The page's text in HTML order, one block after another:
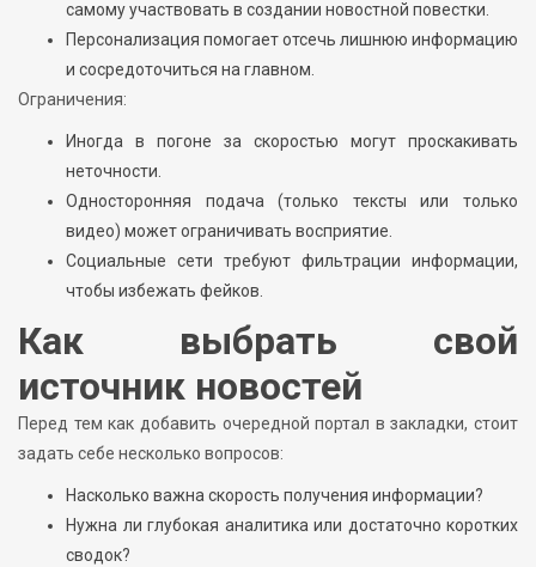
самому участвовать в создании новостной повестки.
Персонализация помогает отсечь лишнюю информацию
и сосредоточиться на главном.
Ограничения:
Иногда в погоне за скоростью могут проскакивать
неточности.
Односторонняя подача (только тексты или только
видео) может ограничивать восприятие.
Социальные сети требуют фильтрации информации,
чтобы избежать фейков.
Как выбрать свой
источник новостей
Перед тем как добавить очередной портал в закладки, стоит
задать себе несколько вопросов:
Насколько важна скорость получения информации?
Нужна ли глубокая аналитика или достаточно коротких
сводок?